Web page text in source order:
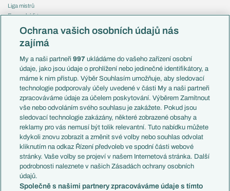
Liga mistrů
Evropská liga
Mistrovství světa
Liga národů
Témata
Představení týmů MS
EuroSkauting
PL v kostce
Evropské koeficienty
Přestupy
Přestupové spekulace
Zranění
Kluby
Arsenal FC
Chelsea FC
Manchester United
Česko
Francie
Itálie
Německo
Španělsko
Argentina
Brazílie
Přestupy
Zápasy
Livescore
Tipovací soutěž
Ochrana vašich osobních údajů nás
zajímá
My a naši partneři997 ukládáme do vašeho zařízení osobní
údaje, jako jsou údaje o prohlížení nebo jedinečné identifikátory, a
máme k nim přístup. Výběr Souhlasím umožňuje, aby sledovací
technologie podporovaly účely uvedené v části My a naši partneři
zpracováváme údaje za účelem poskytování. Výběrem Zamítnout
vše nebo odvoláním svého souhlasu je zakážete. Pokud jsou
sledovací technologie zakázány, některé zobrazené obsahy a
reklamy pro vás nemusí být tolik relevantní. Tuto nabídku můžete
kdykoli znovu zobrazit a změnit své volby nebo souhlas odvolat
kliknutím na odkaz Řízení předvoleb ve spodní části webové
stránky. Vaše volby se projeví v našem Internetová stránka. Další
podrobnosti naleznete v našich Zásadách ochrany osobních
údajů.
Společně s našimi partnery zpracováváme údaje s tímto